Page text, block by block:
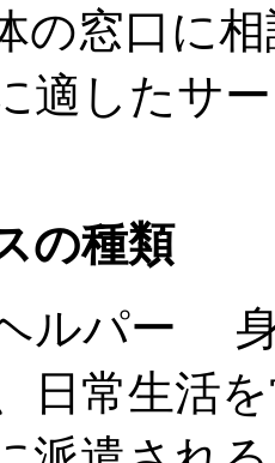
の窓口に
適したサ
の種類
ルパー 身
日常生活